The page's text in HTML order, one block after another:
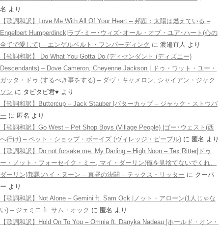
名 より
【歌詞和訳】Love Me With All Of Your Heart – 邦題：太陽は燃えている –
Engelbert Humperdinck|ラブ･ミー･ウィズ･オール・オブ・ユア･ハート(心の
全てで愛して) – エンゲルベルト・フンパーディンク に 渡邉直人 より
【歌詞和訳】 Do What You Gotta Do (ディセンダント (ディズニー)
Descendants) – Dove Cameron, Cheyenne Jackson | ドゥ・ワット・ユー・
ガッタ・ドゥ (するべき事をする) – ダヴ・キャメロン, シャイアン・ジャク
ソン に タピタピ君♥️ より
【歌詞和訳】Buttercup – Jack Stauber |バターカップ – ジャック・ストウバ
ー に 匿名 より
【歌詞和訳】Go West – Pet Shop Boys (Village People) |ゴー･ウェスト(西
へ行け) – ペット・ショップ・ボーイズ (ヴィレッジ・ピープル) に 匿名 より
【歌詞和訳】Do not forsake me, My Darling – High Noon – Tex Ritter|ドゥ
ー・ノット・フォーセイク・ミー, マイ・ダーリン(俺を見捨てないでくれ、
ダーリン)邦題:ハイ・ヌーン – 真昼の決闘 – テックス・リッター に クーパ
ー より
【歌詞和訳】Not Alone – Gemini ft. Sam Ock |ノット・アローン(1人じゃな
い) – ジェミニ ft. サム・オック に 匿名 より
【歌詞和訳】Hold On To You – Omnia ft. Danyka Nadeau |ホールド・オン・